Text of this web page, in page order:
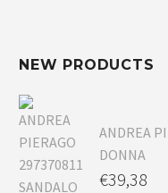
NEW PRODUCTS
ANDREA
DONNA
€39,38